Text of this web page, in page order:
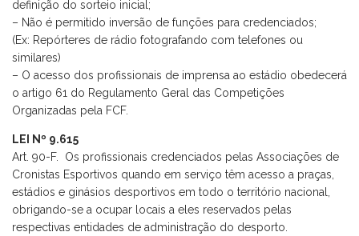
definição do sorteio inicial;
– Não é permitido inversão de funções para credenciados;
(Ex: Repórteres de rádio fotografando com telefones ou
similares)
– O acesso dos profissionais de imprensa ao estádio obedecerá
o artigo 61 do Regulamento Geral das Competições
Organizadas pela FCF.
LEI Nº 9.615
Art. 90-F. Os profissionais credenciados pelas Associações de
Cronistas Esportivos quando em serviço têm acesso a praças,
estádios e ginásios desportivos em todo o território nacional,
obrigando-se a ocupar locais a eles reservados pelas
respectivas entidades de administração do desporto.